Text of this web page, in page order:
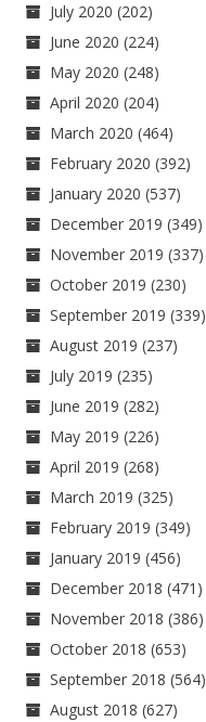
July 2020 (202)
June 2020 (224)
May 2020 (248)
April 2020 (204)
March 2020 (464)
February 2020 (392)
January 2020 (537)
December 2019 (349)
November 2019 (337)
October 2019 (230)
September 2019 (339)
August 2019 (237)
July 2019 (235)
June 2019 (282)
May 2019 (226)
April 2019 (268)
March 2019 (325)
February 2019 (349)
January 2019 (456)
December 2018 (471)
November 2018 (386)
October 2018 (653)
September 2018 (564)
August 2018 (627)